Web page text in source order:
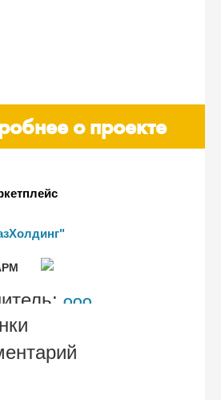
о проекте
ООО
ВЦ "Один Сервис",
"ИНТЕРВОЛГА"